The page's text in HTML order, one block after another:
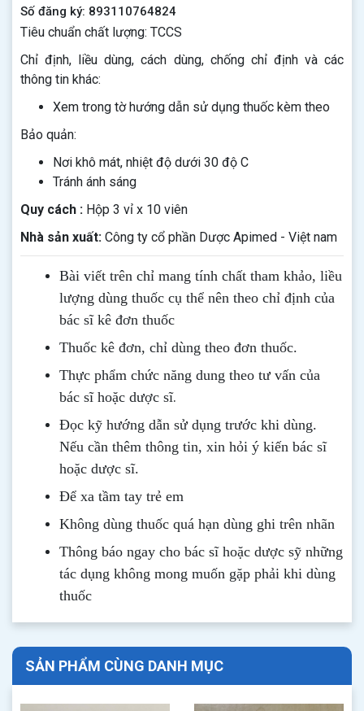
Số đăng ký: 893110764824
Tiêu chuẩn chất lượng: TCCS
Chỉ định, liều dùng, cách dùng, chống chỉ định và các
thông tin khác:
Xem trong tờ hướng dẫn sử dụng thuốc kèm theo
Bảo quản:
Nơi khô mát, nhiệt độ dưới 30 độ C
Tránh ánh sáng
Quy cách : Hộp 3 vỉ x 10 viên
Nhà sản xuất: Công ty cổ phần Dược Apimed - Việt nam
Bài viết trên chỉ mang tính chất tham khảo, liều
lượng dùng thuốc cụ thể nên theo chỉ định của
bác sĩ kê đơn thuốc
Thuốc kê đơn, chỉ dùng theo đơn thuốc.
Thực phẩm chức năng dung theo tư vấn của
bác sĩ hoặc dược sĩ.
Đọc kỹ hướng dẫn sử dụng trước khi dùng.
Nếu cần thêm thông tin, xin hỏi ý kiến bác sĩ
hoặc dược sĩ.
Để xa tầm tay trẻ em
Không dùng thuốc quá hạn dùng ghi trên nhãn
Thông báo ngay cho bác sĩ hoặc dược sỹ những
tác dụng không mong muốn gặp phải khi dùng
thuốc
SẢN PHẨM CÙNG DANH MỤC